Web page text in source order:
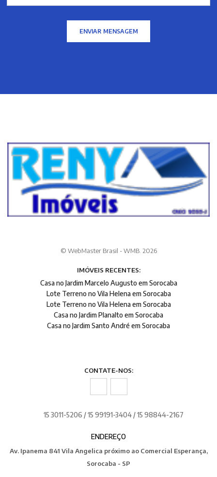
ENVIAR MENSAGEM
© WebMaster Brasil - WMB. 2026
IMÓVEIS RECENTES:
Casa no Jardim Marcelo Augusto em Sorocaba
Lote Terreno no Vila Helena em Sorocaba
Lote Terreno no Vila Helena em Sorocaba
Casa no Jardim Planalto em Sorocaba
Casa no Jardim Santo André em Sorocaba
CONTATE-NOS:
15 3011-5206 / 15 99191-3404 / 15 98844-2167
ENDEREÇO
Av. Ipanema 841 Vila Angelica próximo ao Comercial Esperança,
Sorocaba - SP